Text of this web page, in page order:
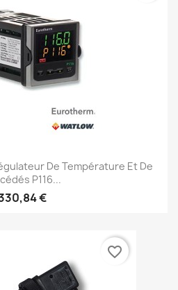
De Température Et De
P116...
€
favorite_border